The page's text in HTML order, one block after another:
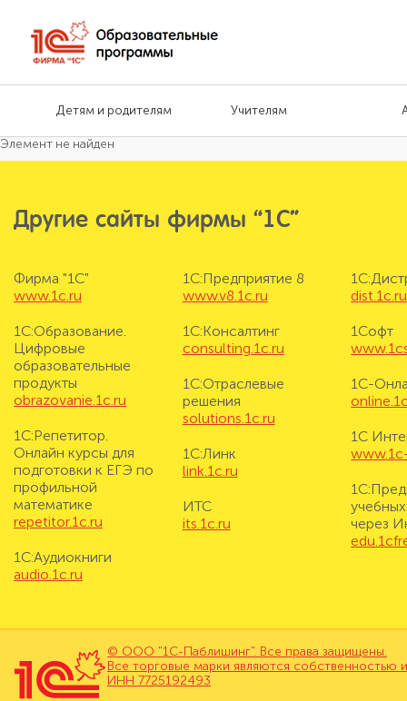
Детям и родителям Учителям
Элемент не найден
Другие сайты фирмы “1С”
Фирма "1С"
www.1c.ru
1С:Образование.
Цифровые
образовательные
продукты
obrazovanie.1c.ru
1С:Репетитор.
Онлайн курсы для
подготовки к ЕГЭ по
профильной
математике
repetitor.1c.ru
1С:Аудиокниги
audio.1c.ru
1С:Предприятие 8
www.v8.1c.ru
1С:Консалтинг
consulting.1c.ru
1С:Отраслевые
решения
solutions.1c.ru
1С:Линк
link.1c.ru
ИТС
its.1c.ru
dist.1c.ru
1Софт
1С-
1С
через
© ООО "1С-Паблишинг". Все права защищены.
Все торговые марки являются собственностью
ИНН 7725192493